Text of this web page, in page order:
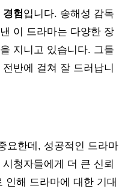
험입니다. 송해성 감독
이 드라마는 다양한 장
지니고 있습니다. 그들
반에 걸쳐 잘 드러납니
요한데, 성공적인 드라마
청자들에게 더 큰 신뢰
인해 드라마에 대한 기대